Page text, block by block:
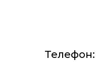
Телефон: